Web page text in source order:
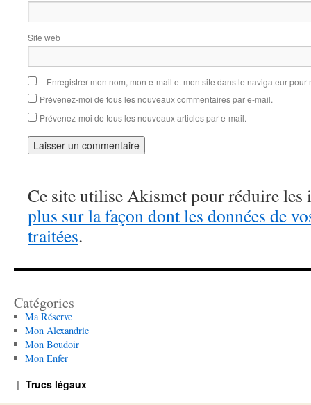
Site web
Enregistrer mon nom, mon e-mail et mon site dans le navigateur
Prévenez-moi de tous les nouveaux commentaires par e-mail.
Prévenez-moi de tous les nouveaux articles par e-mail.
Ce site utilise Akismet pour réduire les
plus sur la façon dont les données de
traitées.
Catégories
Ma Réserve
Mon Alexandrie
Mon Boudoir
Mon Enfer
Trucs légaux